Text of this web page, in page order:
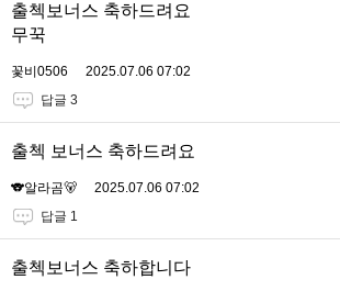
출첵보너스 축하드려요
무꾹
꽃비0506
2025.07.06 07:02
답글 3
출첵 보너스 축하드려요
🐨알라곰🐻
2025.07.06 07:02
답글 1
출첵보너스 축하합니다